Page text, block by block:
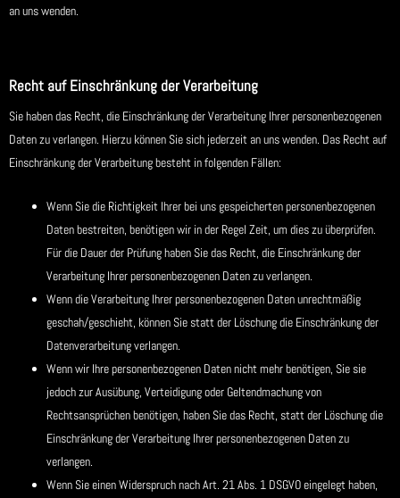
an uns wenden.
Recht auf Einschränkung der Verarbeitung
Sie haben das Recht, die Einschränkung der Verarbeitung Ihrer personenbezogenen
Daten zu verlangen. Hierzu können Sie sich jederzeit an uns wenden. Das Recht auf
Einschränkung der Verarbeitung besteht in folgenden Fällen:
Wenn Sie die Richtigkeit Ihrer bei uns gespeicherten personenbezogenen
Daten bestreiten, benötigen wir in der Regel Zeit, um dies zu überprüfen.
Für die Dauer der Prüfung haben Sie das Recht, die Einschränkung der
Verarbeitung Ihrer personenbezogenen Daten zu verlangen.
Wenn die Verarbeitung Ihrer personenbezogenen Daten unrechtmäßig
geschah/geschieht, können Sie statt der Löschung die Einschränkung der
Datenverarbeitung verlangen.
Wenn wir Ihre personenbezogenen Daten nicht mehr benötigen, Sie sie
jedoch zur Ausübung, Verteidigung oder Geltendmachung von
Rechtsansprüchen benötigen, haben Sie das Recht, statt der Löschung die
Einschränkung der Verarbeitung Ihrer personenbezogenen Daten zu
verlangen.
Wenn Sie einen Widerspruch nach Art. 21 Abs. 1 DSGVO eingelegt haben,